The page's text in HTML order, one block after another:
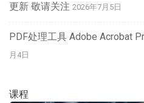
更新 敬请关注 2026年7月5日
PDF处理工具 Adobe Acrobat
月4日
课程